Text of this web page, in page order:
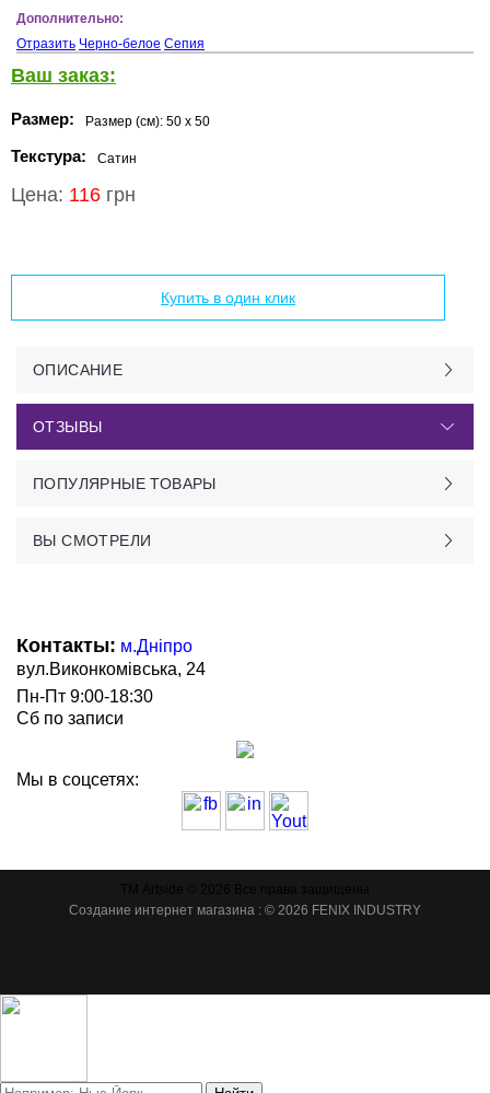
Дополнительно:
Отразить Черно-белое Сепия
Ваш заказ:
Размер: Размер (см): 50 x 50
Текстура: Сатин
Цена: 116 грн
Купить в один клик
ОПИСАНИЕ
ОТЗЫВЫ
ПОПУЛЯРНЫЕ ТОВАРЫ
ВЫ СМОТРЕЛИ
Контакты: м.Дніпро
вул.Виконкомівська, 24
Пн-Пт 9:00-18:30
Сб по записи
Мы в соцсетях:
Создание интернет магазина : © 2026 FENIX INDUSTRY